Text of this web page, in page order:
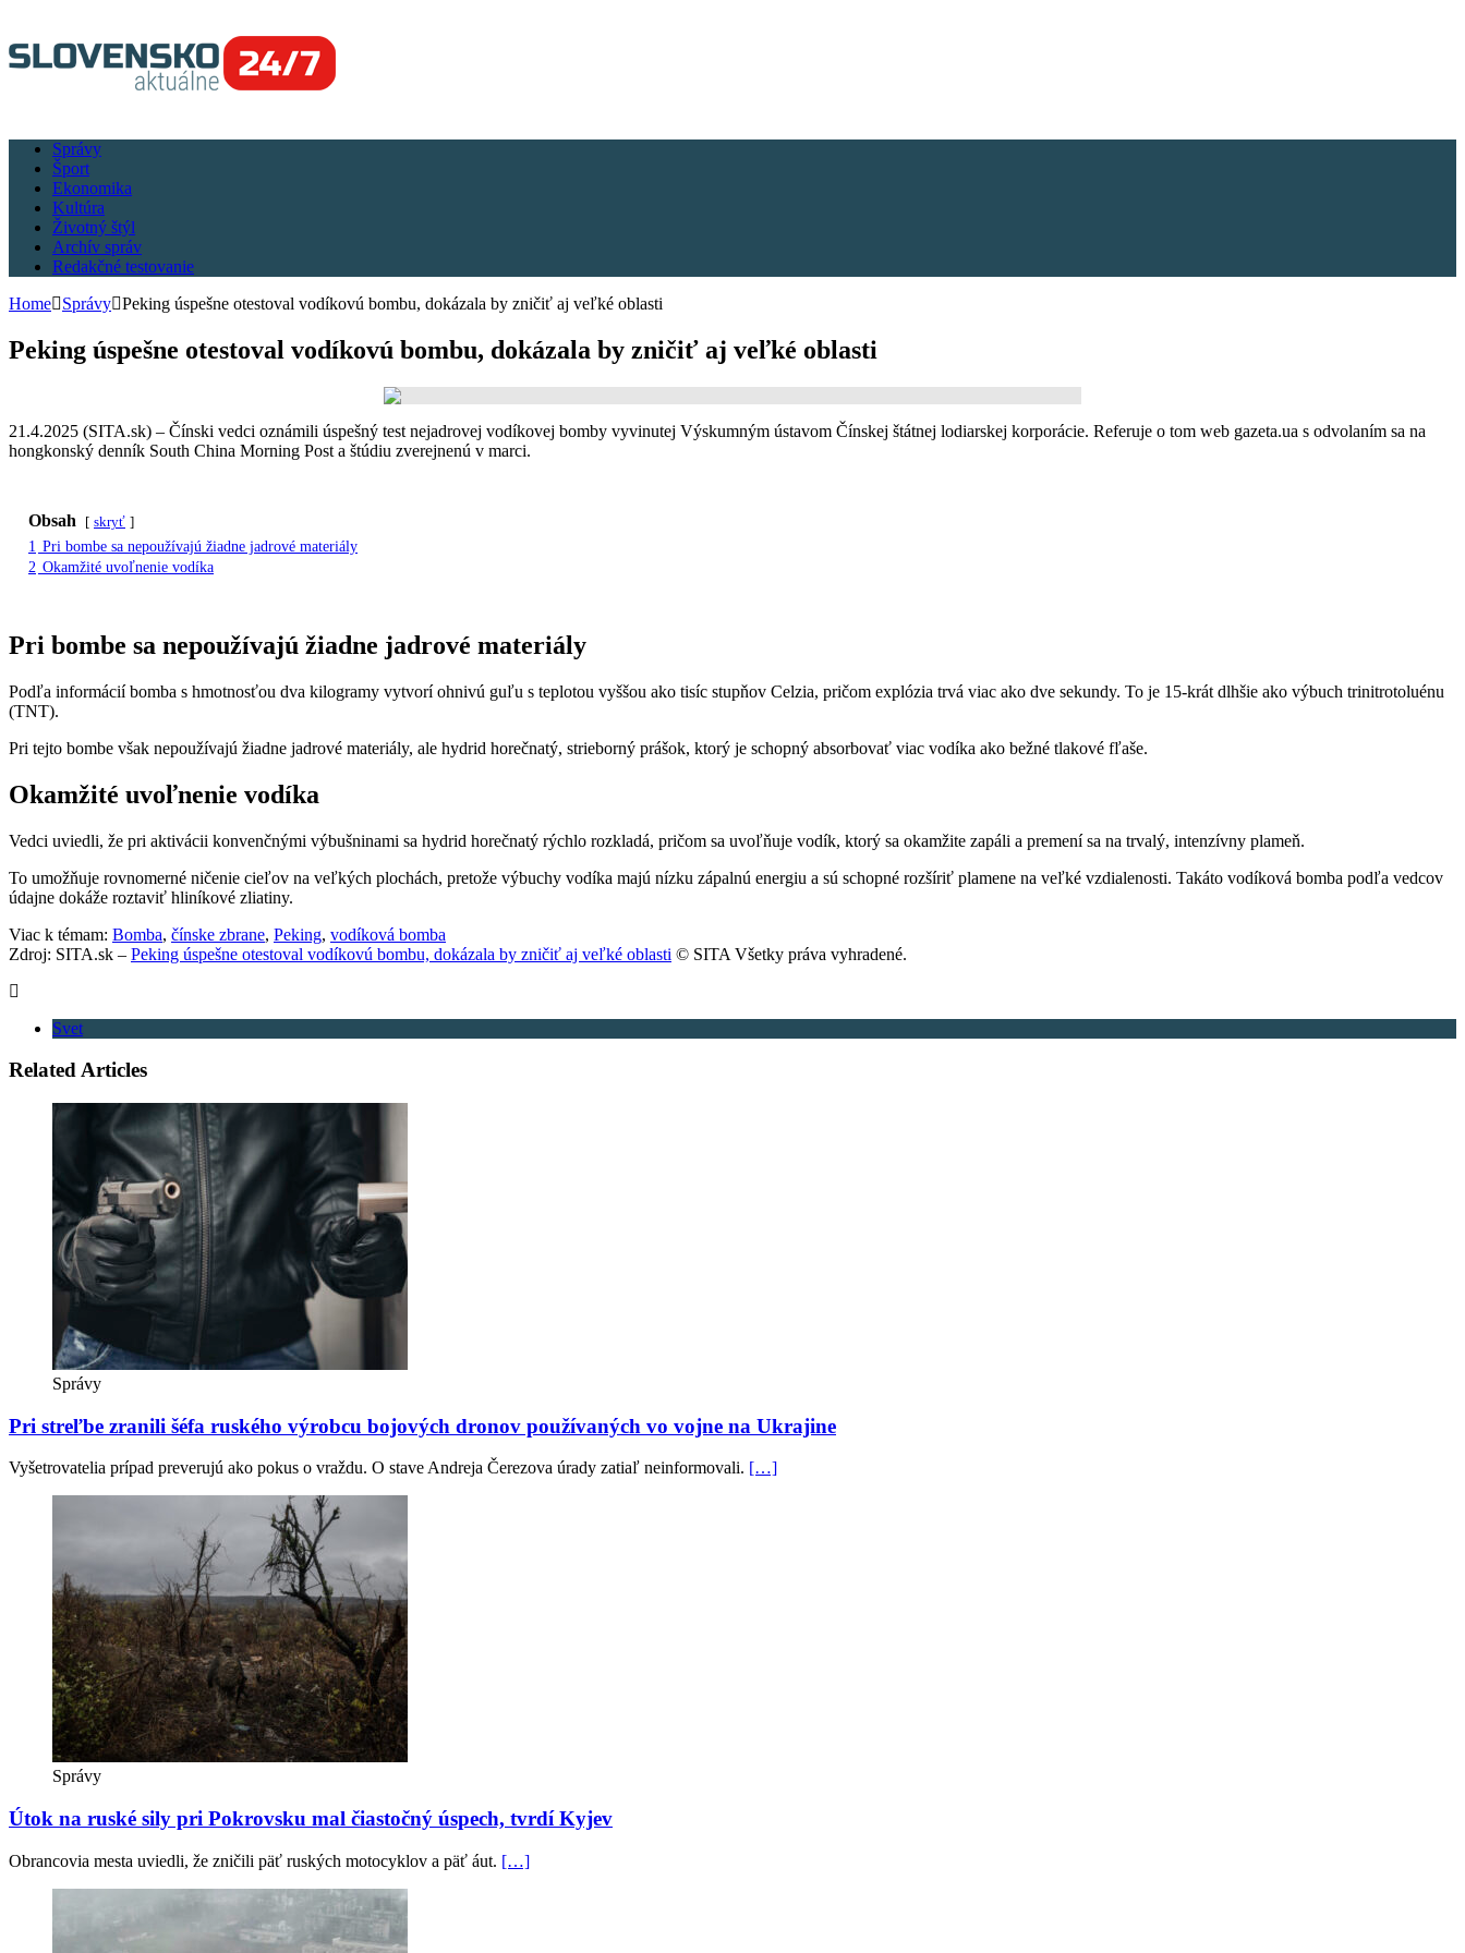
Správy
Šport
Ekonomika
Kultúra
Životný štýl
Archív správ
Redakčné testovanie
Home
Správy Peking úspešne otestoval vodíkovú bombu, dokázala by zničiť aj veľké oblasti
Peking úspešne otestoval vodíkovú bombu, dokázala by zničiť aj veľké oblasti
21.4.2025 (SITA.sk) – Čínski vedci oznámili úspešný test nejadrovej vodíkovej bomby vyvinutej Výskumným ústavom Čínskej štátnej lodiarskej korporácie. Referuje o tom web gazeta.ua s odvolaním sa na
hongkonský denník South China Morning Post a štúdiu zverejnenú v marci.
Obsah skryť
1 Pri bombe sa nepoužívajú žiadne jadrové materiály
2 Okamžité uvoľnenie vodíka
Pri bombe sa nepoužívajú žiadne jadrové materiály
Podľa informácií bomba s hmotnosťou dva kilogramy vytvorí ohnivú guľu s teplotou vyššou ako tisíc stupňov Celzia, pričom explózia trvá viac ako dve sekundy. To je 15-krát dlhšie ako výbuch trinitrotoluénu
(TNT).
Pri tejto bombe však nepoužívajú žiadne jadrové materiály, ale hydrid horečnatý, strieborný prášok, ktorý je schopný absorbovať viac vodíka ako bežné tlakové fľaše.
Okamžité uvoľnenie vodíka
Vedci uviedli, že pri aktivácii konvenčnými výbušninami sa hydrid horečnatý rýchlo rozkladá, pričom sa uvoľňuje vodík, ktorý sa okamžite zapáli a premení sa na trvalý, intenzívny plameň.
To umožňuje rovnomerné ničenie cieľov na veľkých plochách, pretože výbuchy vodíka majú nízku zápalnú energiu a sú schopné rozšíriť plamene na veľké vzdialenosti. Takáto vodíková bomba podľa vedcov
údajne dokáže roztaviť hliníkové zliatiny.
Viac k témam: Bomba, čínske zbrane, Peking, vodíková bomba
Zdroj: SITA.sk – Peking úspešne otestoval vodíkovú bombu, dokázala by zničiť aj veľké oblasti © SITA Všetky práva vyhradené.
Svet
Related Articles
Správy
Pri streľbe zranili šéfa ruského výrobcu bojových dronov používaných vo vojne na Ukrajine
Vyšetrovatelia prípad preverujú ako pokus o vraždu. O stave Andreja Čerezova úrady zatiaľ neinformovali. […]
Správy
Útok na ruské sily pri Pokrovsku mal čiastočný úspech, tvrdí Kyjev
Obrancovia mesta uviedli, že zničili päť ruských motocyklov a päť áut. […]